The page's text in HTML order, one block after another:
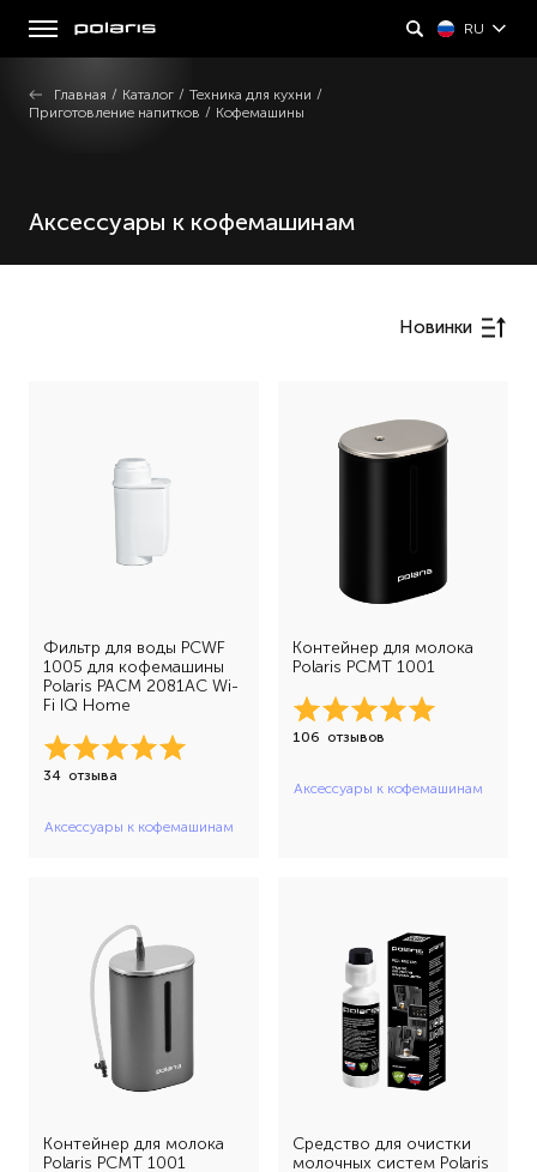
RU
Главная / Каталог / Техника для кухни /
Приготовление напитков / Кофемашины
Аксессуары к кофемашинам
Новинки
Фильтр для воды PCWF
1005 для кофемашины
Polaris PACM 2081AC Wi-
Fi IQ Home
34 отзыва
Аксессуары к кофемашинам
Контейнер для молока
Polaris PCMT 1001
106 отзывов
Аксессуары к кофемашинам
Контейнер для молока
Polaris PCMT 1001
Средство для очистки
молочных систем Polaris